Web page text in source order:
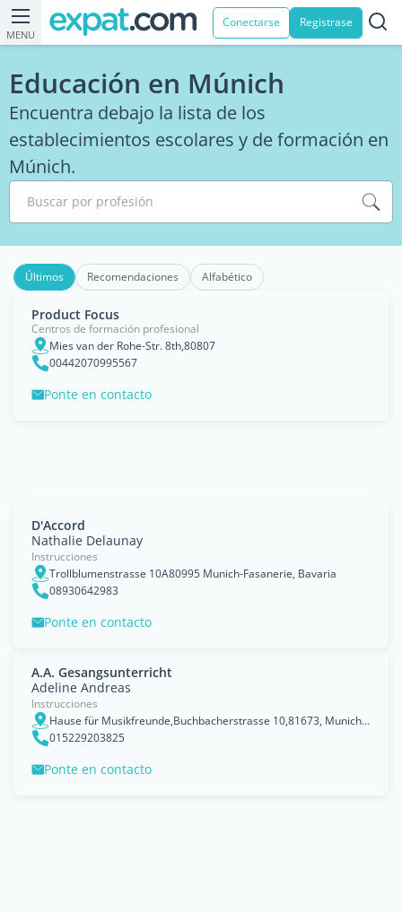
MENU
Conectarse Registrase
Educación en Múnich
Encuentra debajo la lista de los
establecimientos escolares y de formación en
Múnich.
Buscar por profesión
Últimos Recomendaciones Alfabético
Product Focus
Centros de formación profesional
Mies van der Rohe-Str. 8th,80807
00442070995567
Ponte en contacto
D'Accord
Nathalie Delaunay
Instrucciones
Trollblumenstrasse 10A80995 Munich-Fasanerie, Bavaria
08930642983
Ponte en contacto
A.A. Gesangsunterricht
Adeline Andreas
Instrucciones
Hause für Musikfreunde,Buchbacherstrasse 10,81673, Munich, Bavaria
015229203825
Ponte en contacto